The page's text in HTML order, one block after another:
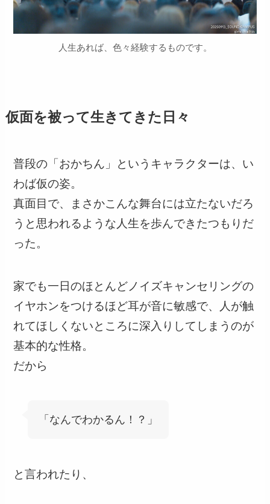
人生あれば、色々経験するものです。
仮面を被って生きてきた日々
普段の「おかちん」というキャラクターは、い
わば仮の姿。
真面目で、まさかこんな舞台には立たないだろ
うと思われるような人生を歩んできたつもりだ
った。
家でも一日のほとんどノイズキャンセリングの
イヤホンをつけるほど耳が音に敏感で、人が触
れてほしくないところに深入りしてしまうのが
基本的な性格。
だから
「なんでわかるん！？」
と言われたり、